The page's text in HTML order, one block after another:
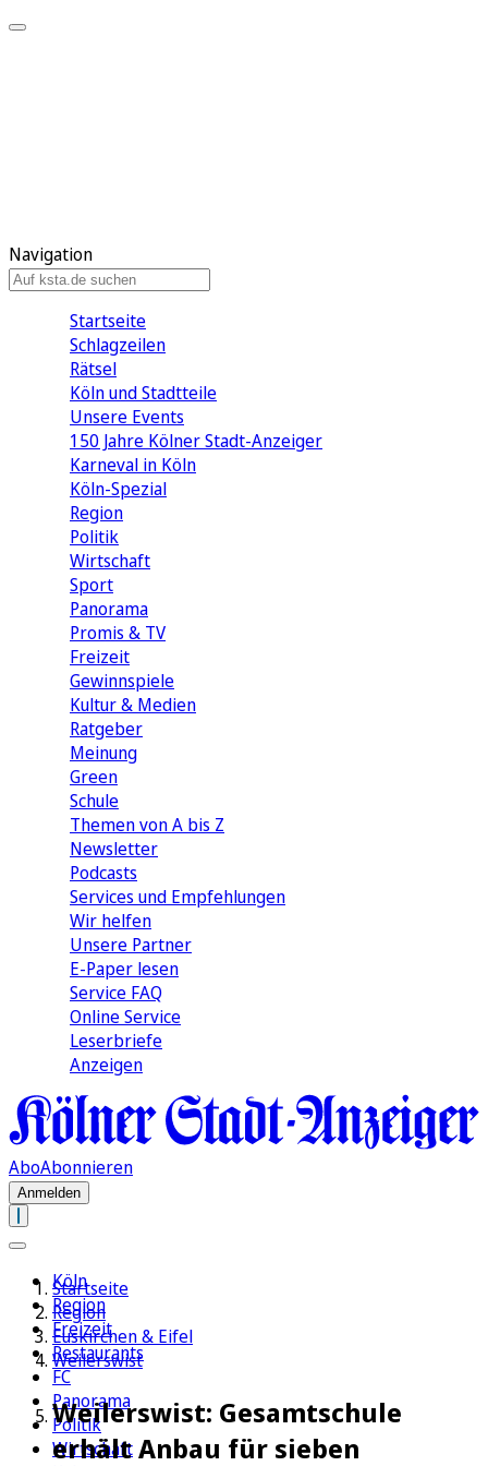
Navigation
Startseite
Schlagzeilen
Rätsel
Köln und Stadtteile
Unsere Events
150 Jahre Kölner Stadt-Anzeiger
Karneval in Köln
Köln-Spezial
Region
Politik
Wirtschaft
Sport
Panorama
Promis & TV
Freizeit
Gewinnspiele
Kultur & Medien
Ratgeber
Meinung
Green
Schule
Themen von A bis Z
Newsletter
Podcasts
Services und Empfehlungen
Wir helfen
Unsere Partner
E-Paper lesen
Service FAQ
Online Service
Leserbriefe
Anzeigen
AboAbonnieren
Anmelden
Köln
Region
Freizeit
Restaurants
FC
Panorama
Politik
Wirtschaft
Startseite
Region
Euskirchen & Eifel
Weilerswist
Weilerswist: Gesamtschule
erhält Anbau für sieben